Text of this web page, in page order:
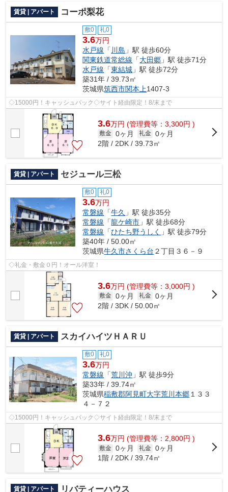
賃貸 | アパート コーポ梨花
敷0 礼0
3.6万円
水戸線 「 川島 」駅 徒歩60分
関東鉄道常総線 「大田郷 」駅 徒歩71分
水戸線 「東結城 」駅 徒歩72分
築31年 / 39.73㎡
茨城県筑西市関本上1407-3
◇15000円！キャッシュバック◇サイト経由限定！8/末まで
3.6万円 (管理費等：3,300円 )
敷金 0ヶ月 礼金 0ヶ月
2階 / 2DK / 39.73㎡
賃貸 | アパート セジュール三松
敷0 礼0
3.6万円
常磐線 「牛久 」駅 徒歩35分
常磐線 「龍ケ崎市 」駅 徒歩68分
常磐線 「ひたち野うしく
」駅 徒歩79分
築40年 / 50.00㎡
茨城県牛久市さくら台 ２丁目３６－９
◇礼金・敷金０円！オール洋室！
3.6万円 (管理費等：3,000円 )
敷金 0ヶ月 礼金 0ヶ月
2階 / 3DK / 50.00㎡
賃貸 | アパート スカイハイツＨＡＲＵ
敷0 礼0
3.6万円
常磐線 「荒川沖 」駅 徒歩9分
築33年 / 39.74㎡
茨城県稲敷郡阿見町大字荒川本郷 １３３
４－７２
◇15000円！キャッシュバック◇サイト経由限定！8/末まで
3.6万円 (管理費等：2,800円 )
敷金 0ヶ月 礼金 0ヶ月
1階 / 2DK / 39.74㎡
賃貸 | アパート リバティーハウス